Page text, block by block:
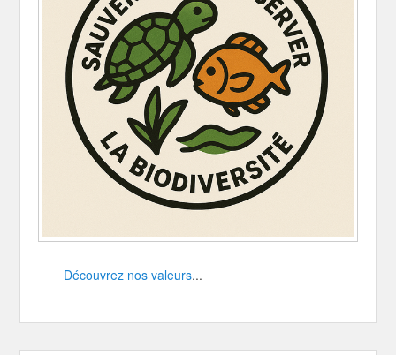
Découvrez nos valeurs...